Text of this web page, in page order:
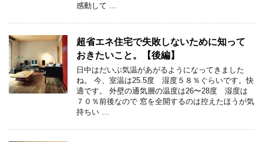
感動して …
超省エネ住宅で失敗しないために知って
おきたいこと。【後編】
日中はだいぶ気温があがるようになってきました
ね。 今、室温は25.5度 湿度５８％ぐらいです。快
適です。 外壁の通気層の温度は26〜28度 湿度は
７０％前後なので 窓を全開するのは控えたほうが気
持ちい …